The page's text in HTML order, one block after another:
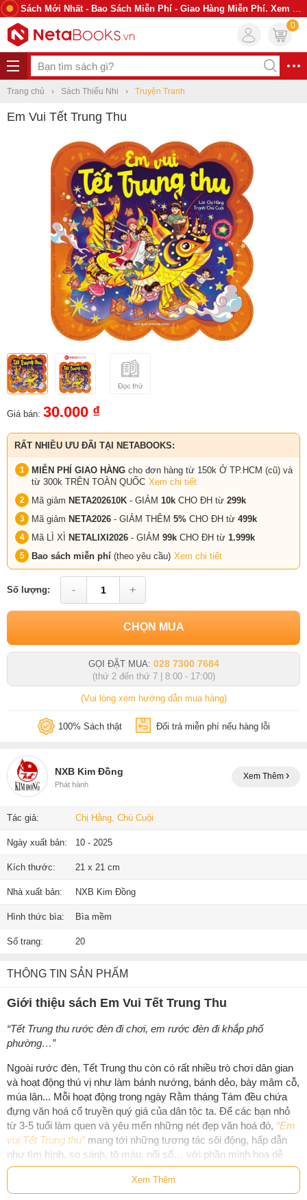
Sách Mới Nhất - Bao Sách Miễn Phí - Giao Hàng Miễn Phí. Xem Ngay
0
Trang chủ Sách Thiếu Nhi Truyện Tranh
Em Vui Tết Trung Thu
Giá bán: 30.000 ₫
RẤT NHIỀU ƯU ĐÃI TẠI NETABOOKS:
MIỄN PHÍ GIAO HÀNG cho đơn hàng từ 150k Ở TP.HCM (cũ) và
từ 300k TRÊN TOÀN QUỐC Xem chi tiết
Mã giảm NETA202610K - GIẢM 10k CHO ĐH từ 299k
Mã giảm NETA2026 - GIẢM THÊM 5% CHO ĐH từ 499k
Mã LÌ XÌ NETALIXI2026 - GIẢM 99k CHO ĐH từ 1.999k
Bao sách miễn phí (theo yêu cầu) Xem chi tiết
Số lượng: - +
CHỌN MUA
GỌI ĐẶT MUA: 028 7300 7684
(thứ 2 đến thứ 7 | 8:00 - 17:00)
(Vui lòng xem hướng dẫn mua hàng)
100% Sách thật Đổi trả miễn phí nếu hàng lỗi
NXB Kim Đồng
Phát hành
Xem Thêm
Tác giả: Chị Hằng, Chú Cuội
Ngày xuất bản: 10 - 2025
Kích thước: 21 x 21 cm
Nhà xuất bản: NXB Kim Đồng
Hình thức bìa: Bìa mềm
Số trang: 20
THÔNG TIN SẢN PHẨM
Giới thiệu sách Em Vui Tết Trung Thu
“Tết Trung thu rước đèn đi chơi, em rước đèn đi khắp phố
phường…”
Ngoài rước đèn, Tết Trung thu còn có rất nhiều trò chơi dân gian
và hoạt động thú vị như làm bánh nướng, bánh dẻo, bày mâm cỗ,
múa lân... Mỗi hoạt động trong ngày Rằm tháng Tám đều chứa
đựng văn hoá cổ truyền quý giá của dân tộc ta. Để các bạn nhỏ
từ 3-5 tuổi làm quen và yêu mến những nét đẹp văn hoá đó, “Em
vui Tết Trung thu”mang tới những tương tác sôi động, hấp dẫn
như tìm hình, so sánh, tô màu, nối số… với phần minh hoạ dễ
thương, đẹp mắt.
Bé hãy cùng bố mẹ tham gia những tương tác sôi động về Trung
Xem Thêm